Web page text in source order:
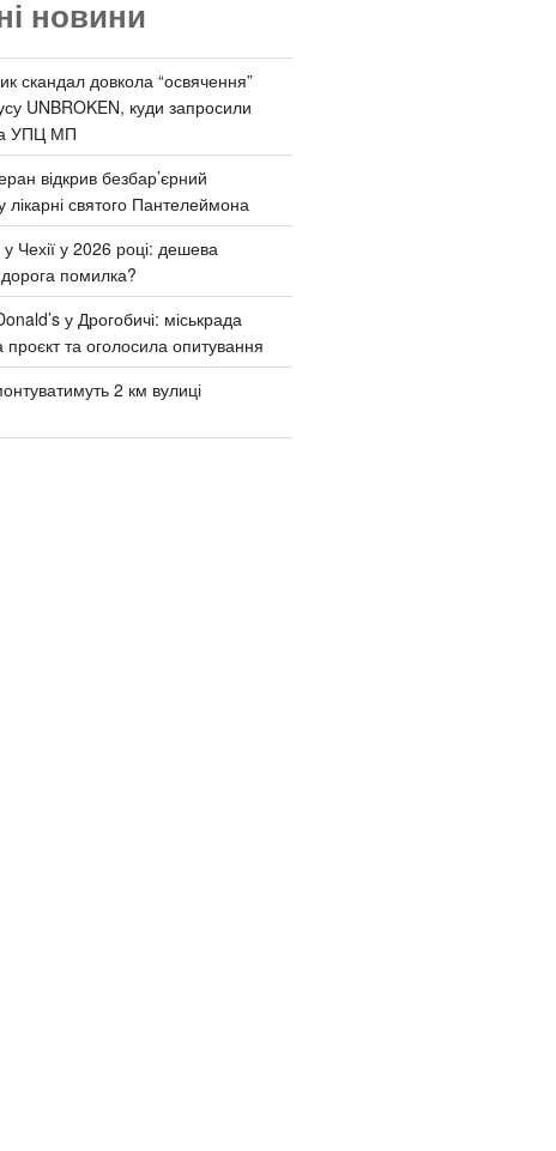
новини
скандал довкола “освячення”
UNBROKEN, куди запросили
УПЦ МП
відкрив безбар’єрний
святого Пантелеймона
Чехії у 2026 році: дешева
помилка?
у Дрогобичі: міськрада
проєкт та оголосила опитування
2 км вулиці